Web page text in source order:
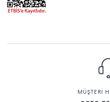
MÜŞTERİ